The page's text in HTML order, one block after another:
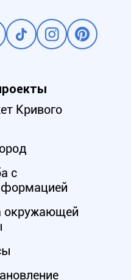
Кривого
с
окружающей